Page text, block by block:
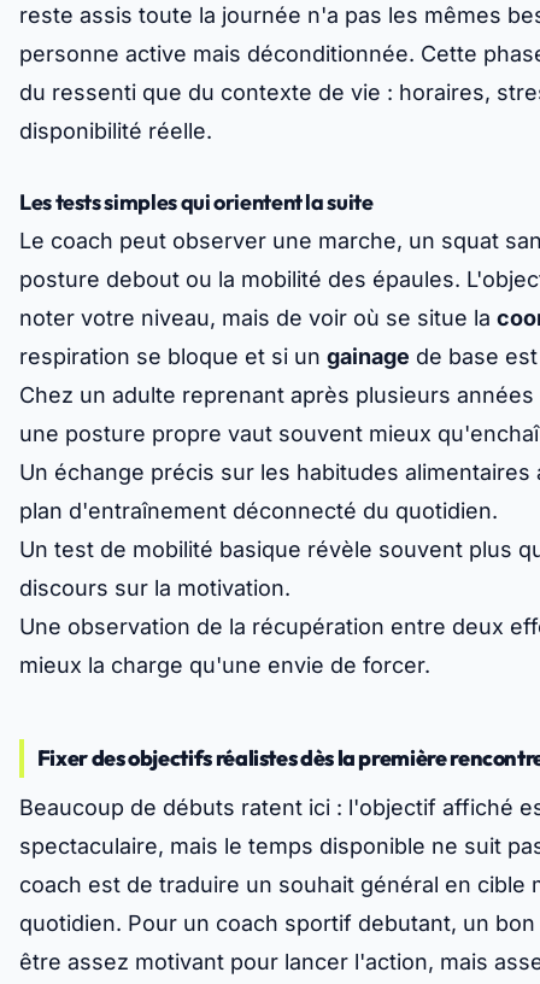
reste assis toute la journée n'a pas les mêmes
personne active mais déconditionnée. Cette
du ressenti que du contexte de vie : horaires,
disponibilité réelle.
Les tests simples qui orientent la suite
Le coach peut observer une marche, un squat
posture debout ou la mobilité des épaules.
noter votre niveau, mais de voir où se situe la
respiration se bloque et si un gainage de base
Chez un adulte reprenant après plusieurs
une posture propre vaut souvent mieux
Un échange précis sur les habitudes alimentaires
plan d'entraînement déconnecté du quotidien.
Un test de mobilité basique révèle souvent plus
discours sur la motivation.
Une observation de la récupération entre deux
mieux la charge qu'une envie de forcer.
Fixer des objectifs réalistes dès la première
Beaucoup de débuts ratent ici : l'objectif affiché
spectaculaire, mais le temps disponible ne suit
coach est de traduire un souhait général en cible
quotidien. Pour un coach sportif debutant, un
être assez motivant pour lancer l'action, mais